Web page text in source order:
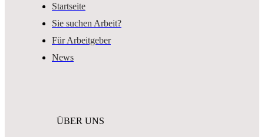
Startseite
Sie suchen Arbeit?
Für Arbeitgeber
News
ÜBER UNS